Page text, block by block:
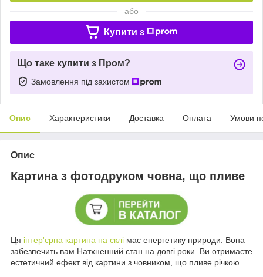
або
Купити з
Що таке купити з Пром?
Замовлення під захистом
Опис Характеристики Доставка Оплата Умови
Опис
Картина з фотодруком човна, що пливе
Ця інтер'єрна картина на склі має енергетику природи. Вона
забезпечить вам Натхненний стан на довгі роки. Ви отримаєте
естетичний ефект від картини з човником, що пливе річкою.